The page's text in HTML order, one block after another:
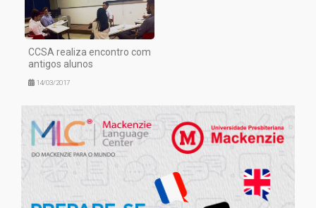
CCSA realiza encontro com
antigos alunos
14/03/2017